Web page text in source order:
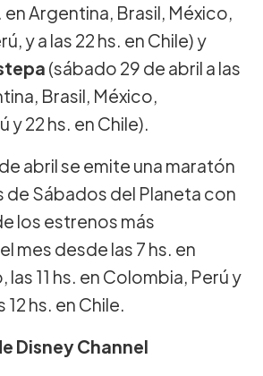
en Argentina, Brasil, México,
y a las 22 hs. en Chile) y
(sábado 29 de abril a las
Brasil, México,
y 22 hs. en Chile).
abril se emite una maratón
Sábados del Planeta con
los estrenos más
mes desde las 7 hs. en
las 11 hs. en Colombia, Perú y
hs. en Chile.
Disney Channel